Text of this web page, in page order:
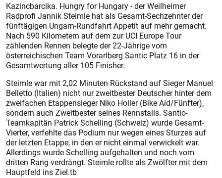
Kazincbarcika. Hungry for Hungary - der Weilheimer
Radprofi Jannik Steimle hat als Gesamt-Sechzehnter der
fünftägigen Ungarn-Rundfahrt Appetit auf mehr gemacht.
Nach 590 Kilometern auf dem zur UCI Europe Tour
zählenden Rennen belegte der 22-Jährige vom
österreichischen Team Vorarlberg Santic Platz 16 in der
Gesamtwertung aller 105 Finisher.
Steimle war mit 2,02 Minuten Rückstand auf Sieger Manuel
Belletto (Italien) nicht nur zweitbester Deutscher hinter dem
zweifachen Etappensieger Niko Holler (Bike Aid/Fünfter),
sondern auch Zweitbester seines Rennstalls. Santic-
Teamkapitän Patrick Schelling (Schweiz) wurde Gesamt-
Vierter, verfehlte das Podium nur wegen eines Sturzes auf
der letzten Etappe, in den er nicht einmal verwickelt war.
Allerdings wurde Schelling aufgehalten und noch vom
dritten Rang verdrängt. Steimle rollte als Zwölfter mit dem
Hauptfeld ins Ziel.tb